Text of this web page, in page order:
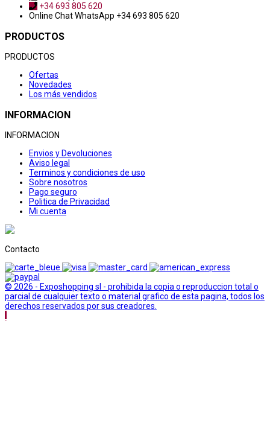
+34 693 805 620
Online ChatWhatsApp +34 693 805 620
PRODUCTOS
PRODUCTOS
Ofertas
Novedades
Los más vendidos
INFORMACION
INFORMACION
Envios y Devoluciones
Aviso legal
Terminos y condiciones de uso
Sobre nosotros
Pago seguro
Politica de Privacidad
Mi cuenta
Contacto
© 2026 - Exposhopping sl - prohibida la copia o reproduccion total o
parcial de cualquier texto o material grafico de esta pagina, todos los
derechos reservados por sus creadores.